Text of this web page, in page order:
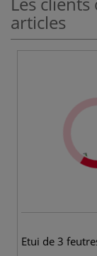
articles
Etui de 3